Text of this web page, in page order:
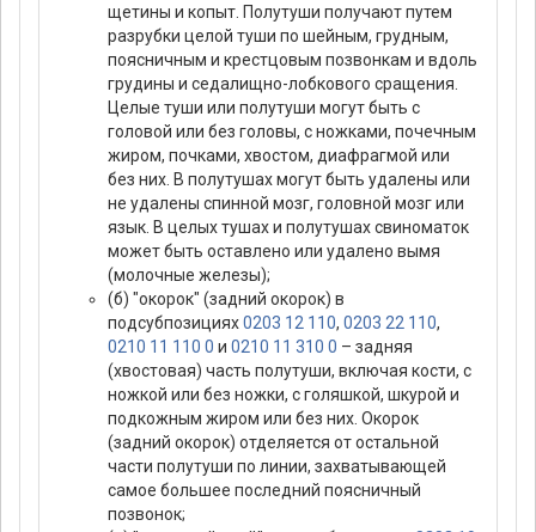
щетины и копыт. Полутуши получают путем
разрубки целой туши по шейным, грудным,
поясничным и крестцовым позвонкам и вдоль
грудины и седалищно-лобкового сращения.
Целые туши или полутуши могут быть с
головой или без головы, с ножками, почечным
жиром, почками, хвостом, диафрагмой или
без них. В полутушах могут быть удалены или
не удалены спинной мозг, головной мозг или
язык. В целых тушах и полутушах свиноматок
может быть оставлено или удалено вымя
(молочные железы);
(б) "окорок" (задний окорок) в
подсубпозициях0203 12 110, 0203 22 110,
0210 11 110 0 и 0210 11 310 0 – задняя
(хвостовая) часть полутуши, включая кости, с
ножкой или без ножки, с голяшкой, шкурой и
подкожным жиром или без них. Окорок
(задний окорок) отделяется от остальной
части полутуши по линии, захватывающей
самое большее последний поясничный
позвонок;